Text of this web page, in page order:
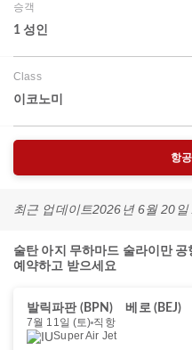
승객
1 성인
Class
이코노미
항
최근 업데이트2026년 6월 20
술탄 아지 무하마드 술라이만
예약하고 받으세요
발릭파판 (BPN)
베로 (BEJ)
7월 11일 (토) 직항
Super Air Jet